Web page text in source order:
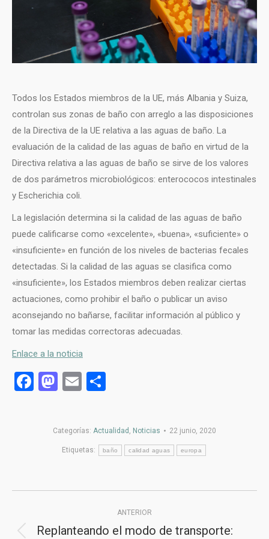
Todos los Estados miembros de la UE, más Albania y Suiza,
controlan sus zonas de baño con arreglo a las disposiciones
de la Directiva de la UE relativa a las aguas de baño. La
evaluación de la calidad de las aguas de baño en virtud de la
Directiva relativa a las aguas de baño se sirve de los valores
de dos parámetros microbiológicos: enterococos intestinales
y Escherichia coli.
La legislación determina si la calidad de las aguas de baño
puede calificarse como «excelente», «buena», «suficiente» o
«insuficiente» en función de los niveles de bacterias fecales
detectadas. Si la calidad de las aguas se clasifica como
«insuficiente», los Estados miembros deben realizar ciertas
actuaciones, como prohibir el baño o publicar un aviso
aconsejando no bañarse, facilitar información al público y
tomar las medidas correctoras adecuadas.
Enlace a la noticia
Facebook
Mastodon
Email
Categorías: Actualidad , Noticias 22 junio, 2020
Etiquetas: baño calidad aguas europa
entre
ANTERIOR
Replanteando el modo de transporte: